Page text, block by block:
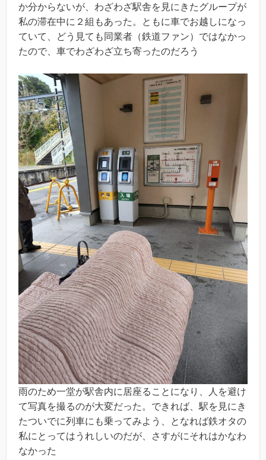
か分からないが、わざわざ駅舎を見にきたグループが
私の滞在中に２組もあった。ともに車でお越しになっ
ていて、どう見ても同業者（鉄道ファン）ではなかっ
たので、車でわざわざ立ち寄ったのだろう
雨のため一堂が駅舎内に居座ることになり、人を避け
て写真を撮るのが大変だった。できれば、駅を見にき
たついでに列車にも乗ってみよう、となれば鉄オタの
私にとってはうれしいのだが、さすがにそれはかなわ
なかった